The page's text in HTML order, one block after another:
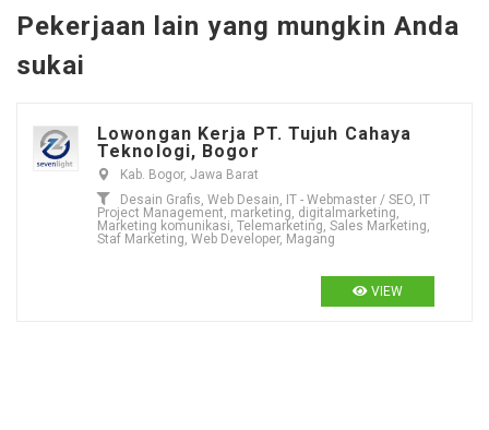
Pekerjaan lain yang mungkin Anda
sukai
Lowongan Kerja PT. Tujuh Cahaya
Teknologi, Bogor
Kab. Bogor, Jawa Barat
Desain Grafis, Web Desain, IT - Webmaster / SEO, IT
Project Management, marketing, digitalmarketing,
Marketing komunikasi, Telemarketing, Sales Marketing,
Staf Marketing, Web Developer, Magang
VIEW